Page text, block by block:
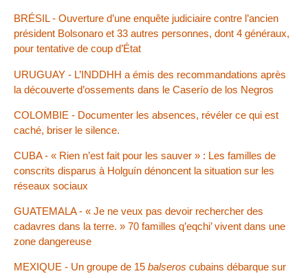
BRÉSIL - Ouverture d’une enquête judiciaire contre l’ancien
président Bolsonaro et 33 autres personnes, dont 4 généraux,
pour tentative de coup d’État
URUGUAY - L’INDDHH a émis des recommandations après
la découverte d’ossements dans le Caserío de los Negros
COLOMBIE - Documenter les absences, révéler ce qui est
caché, briser le silence.
CUBA - « Rien n’est fait pour les sauver » : Les familles de
conscrits disparus à Holguín dénoncent la situation sur les
réseaux sociaux
GUATEMALA - « Je ne veux pas devoir rechercher des
cadavres dans la terre. » 70 familles q’eqchi’ vivent dans une
zone dangereuse
MEXIQUE - Un groupe de 15 balseros cubains débarque sur